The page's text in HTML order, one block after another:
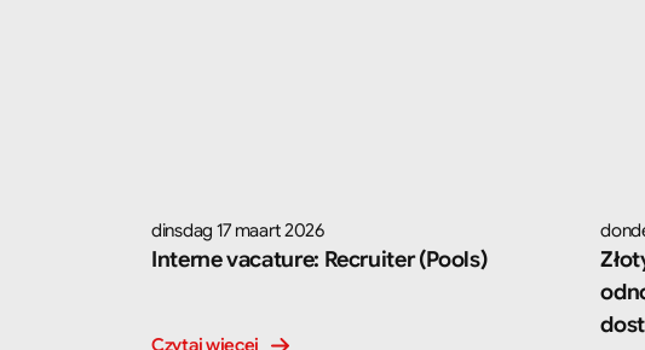
dinsdag 17 maart 2026
Interne vacature: Recruiter (Pools)
Czytaj więcej